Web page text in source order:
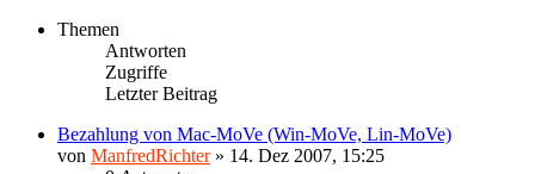
Themen
Antworten
Zugriffe
Letzter Beitrag
Bezahlung von Mac-MoVe (Win-MoVe, Lin-MoVe)
von ManfredRichter» 14. Dez 2007, 15:25